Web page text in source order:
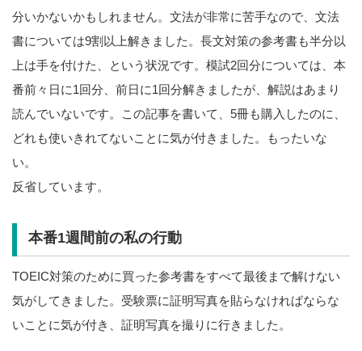
分いかないかもしれません。文法が非常に苦手なので、文法
書については9割以上解きました。長文対策の参考書も半分以
上は手を付けた、という状況です。模試2回分については、本
番前々日に1回分、前日に1回分解きましたが、解説はあまり
読んでいないです。この記事を書いて、5冊も購入したのに、
どれも使いきれてないことに気が付きました。もったいな
い。
反省しています。
本番1週間前の私の行動
TOEIC対策のために買った参考書をすべて最後まで解けない
気がしてきました。受験票に証明写真を貼らなければならな
いことに気が付き、証明写真を撮りに行きました。